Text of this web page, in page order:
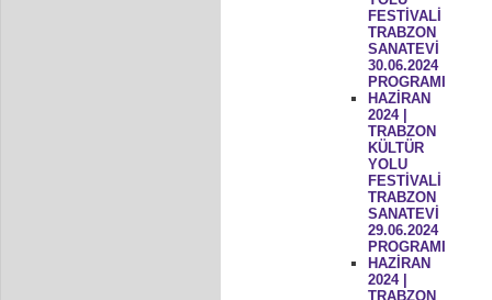
FESTİVALİ
TRABZON
SANATEVİ
30.06.2024
PROGRAMI
HAZİRAN
2024 |
TRABZON
KÜLTÜR
YOLU
FESTİVALİ
TRABZON
SANATEVİ
29.06.2024
PROGRAMI
HAZİRAN
2024 |
TRABZON